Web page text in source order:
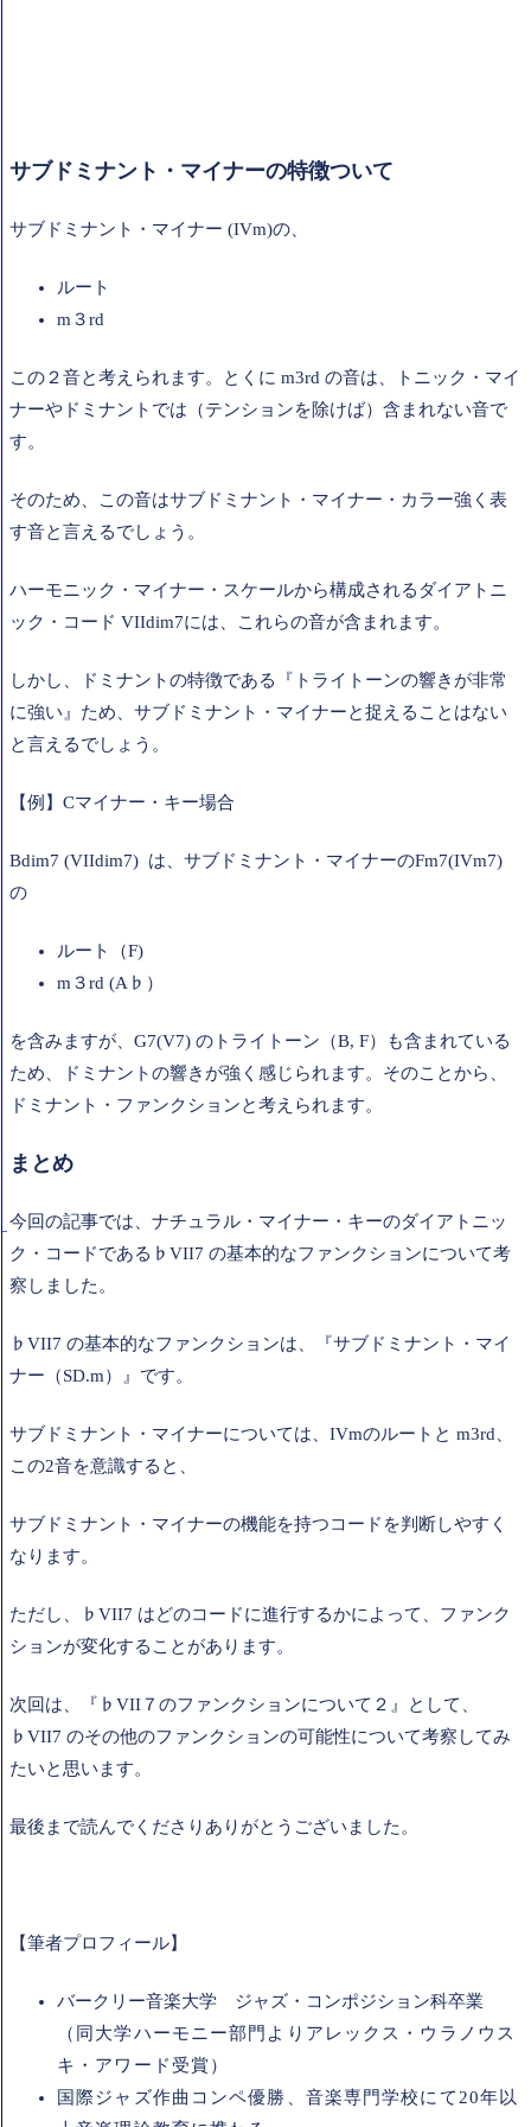
サブドミナント・マイナーの特徴ついて
サブドミナント・マイナー (IVm)の、
ルート
m３rd
この２音と考えられます。とくに m3rd の音は、トニック・マイ
ナーやドミナントでは（テンションを除けば）含まれない音で
す。
そのため、この音はサブドミナント・マイナー・カラー強く表
す音と言えるでしょう。
ハーモニック・マイナー・スケールから構成されるダイアトニ
ック・コード VIIdim7には、これらの音が含まれます。
しかし、ドミナントの特徴である『トライトーンの響きが非常
に強い』ため、サブドミナント・マイナーと捉えることはない
と言えるでしょう。
【例】Cマイナー・キー場合
Bdim7 (VIIdim7) は、サブドミナント・マイナーのFm7(IVm7)
の
ルート（F)
m３rd (A♭）
を含みますが、G7(V7) のトライトーン（B, F）も含まれている
ため、ドミナントの響きが強く感じられます。そのことから、
ドミナント・ファンクションと考えられます。
まとめ
今回の記事では、ナチュラル・マイナー・キーのダイアトニッ
ク・コードである♭VII7 の基本的なファンクションについて考
察しました。
♭VII7 の基本的なファンクションは、『サブドミナント・マイ
ナー（SD.m）』です。
サブドミナント・マイナーについては、IVmのルートと m3rd、
この2音を意識すると、
サブドミナント・マイナーの機能を持つコードを判断しやすく
なります。
ただし、♭VII7 はどのコードに進行するかによって、ファンク
ションが変化することがあります。
次回は、『♭VII７のファンクションについて２』として、
♭VII7 のその他のファンクションの可能性について考察してみ
たいと思います。
最後まで読んでくださりありがとうございました。
【筆者プロフィール】
バークリー音楽大学 ジャズ・コンポジション科卒業
（同大学ハーモニー部門よりアレックス・ウラノウス
キ・アワード受賞）
国際ジャズ作曲コンペ優勝、音楽専門学校にて20年以